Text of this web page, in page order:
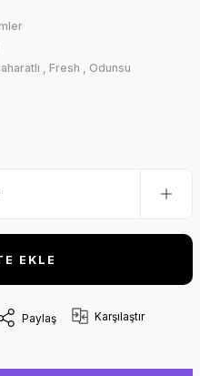
, Fresh , Odunsu
EKLE
Paylaş Karşılaştır